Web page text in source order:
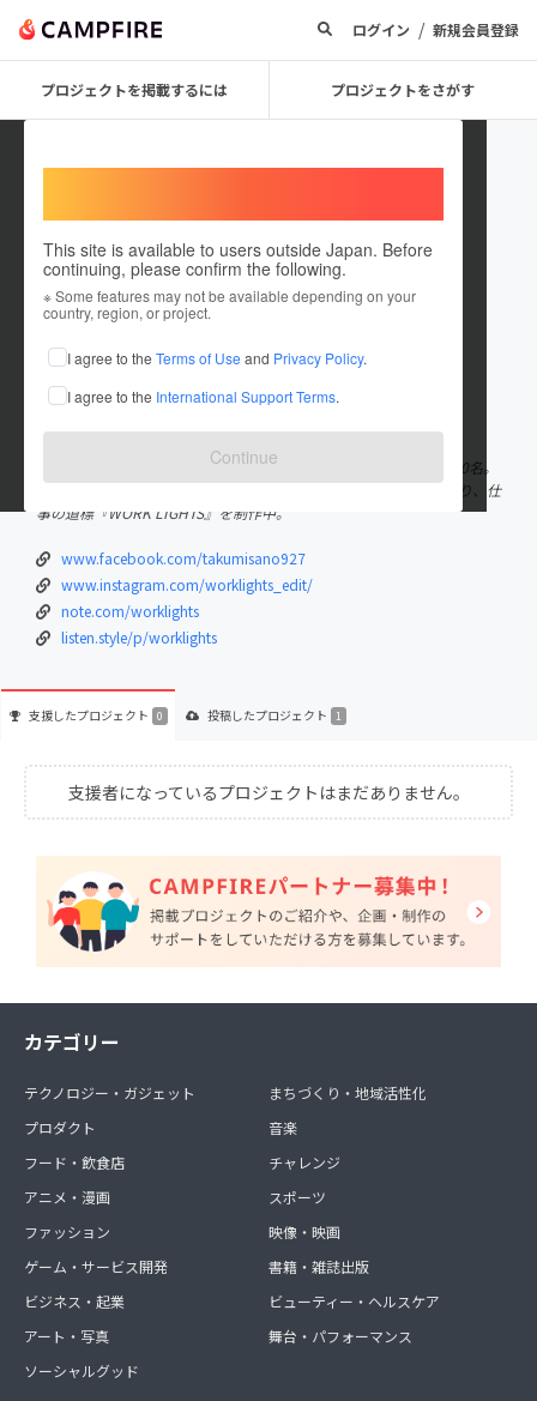
ログイン / 新規会員登録
プロジェクトを掲載するには プロジェクトをさがす
This site is available to users outside Japan. Before
continuing, please confirm the following.
※ Some features may not be available depending on your
country, region, or project.
I agree to the Terms of Use and Privacy Policy.
I agree to the International Support Terms.
Continue
佐野匠（WORKLIGHTS）
これまでに1件のプロジェクトを投稿しています
在住国：日本 現在地：茨城県
出身国：日本 出身地：未設定
「関わる人すべてが豊かになる本づくり」を目指す茨城ゆかりの10名。
ライター、デザイナー、編集者、PR。それぞれの専門性を持ち寄り、仕
事の道標『WORK LIGHTS』を制作中。
www.facebook.com/takumisano927
www.instagram.com/worklights_edit/
note.com/worklights
listen.style/p/worklights
支援したプロジェクト 0 投稿したプロジェクト 1
支援者になっているプロジェクトはまだありません。
カテゴリー
テクノロジー・ガジェット
プロダクト
フード・飲食店
アニメ・漫画
ファッション
ゲーム・サービス開発
ビジネス・起業
アート・写真
ソーシャルグッド
まちづくり・地域活性化
音楽
チャレンジ
スポーツ
映像・映画
書籍・雑誌出版
ビューティー・ヘルスケア
舞台・パフォーマンス